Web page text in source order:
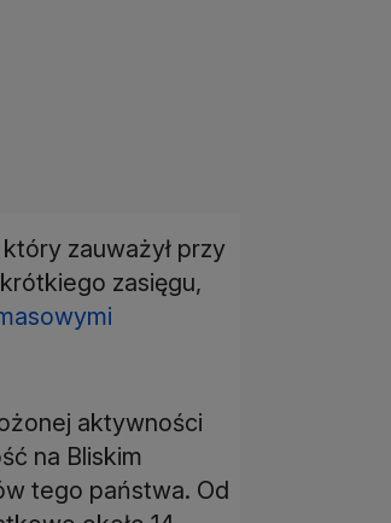
zauważył przy
zasięgu,
aktywności
na Bliskim
tego państwa. Od